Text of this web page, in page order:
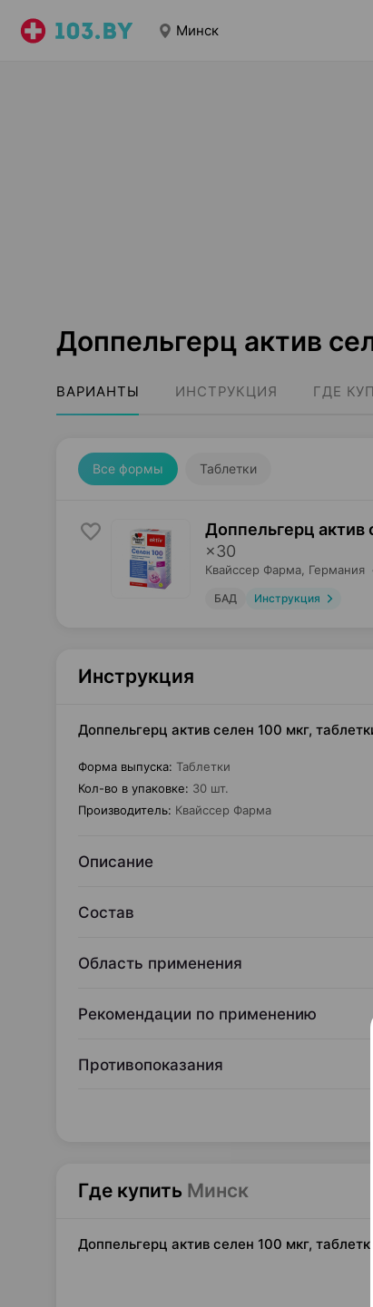
Минск
Доппельгерц актив
ВАРИАНТЫ ИНСТРУКЦИЯ ГДЕ
Все формы Таблетки
Доппельгерц актив
×30
Квайссер Фарма , Германия
БАД Инструкция
Инструкция
Доппельгерц актив селен 100 мкг,
Форма выпуска: Таблетки
Кол-во в упаковке: 30 шт.
Производитель: Квайссер Фарма
Описание
Состав
Область применения
Рекомендации по применению
Противопоказания
Где купить Минск
Доппельгерц актив селен 100 мкг,